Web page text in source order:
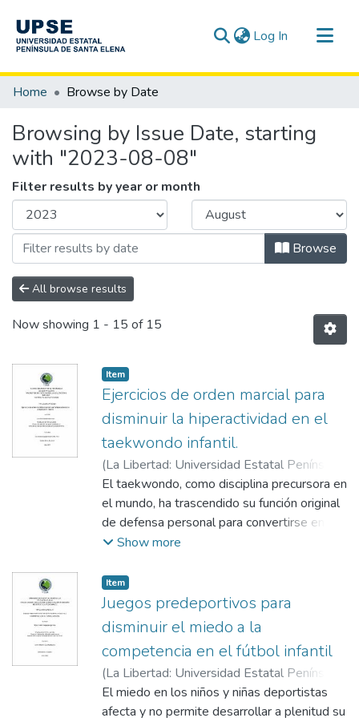
Log In (current)
Communities & Collections
Home Browse by Date
Browsing by Issue Date, starting
with "2023-08-08"
Filter results by year or month
Browse
All browse results
Now showing 1 - 15 of 15
Item
Ejercicios de orden marcial para
disminuir la hiperactividad en el
taekwondo infantil.
(La Libertad: Universidad Estatal Península
de Santa Elena, 2023.,2023-08-08)Arias
Castro, Ervin Germán;Aguilar Morocho,
Katherine
El taekwondo, como disciplina precursora en
el mundo, ha trascendido su función original
de defensa personal para convertirse en un
arte de meditación y en una actividad física
clases sociales, razas, géneros y edades.
Esta práctica abarca múltiples aspectos del
desarrollo humano, incluyendo los físicos,
motores, fisiológicos y psicológicos, lo que
contribuye a mejorar la calidad de vida en
general. La práctica del taekwondo implica
la ejecución de movimientos y técnicas
Show more
Item
Juegos predeportivos para
disminuir el miedo a la
competencia en el fútbol infantil
(La Libertad: Universidad Estatal Península
de Santa Elena, 2023,2023-08-08)
Carguaytongo Silva, Bryan Andrés;Ávila
El miedo en los niños y niñas deportistas
afecta y no permite desarrollar a plenitud su